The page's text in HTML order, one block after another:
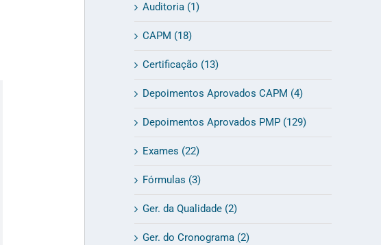
Auditoria (1)
CAPM (18)
Certificação (13)
Depoimentos Aprovados CAPM (4)
Depoimentos Aprovados PMP (129)
Exames (22)
Fórmulas (3)
Ger. da Qualidade (2)
Ger. do Cronograma (2)